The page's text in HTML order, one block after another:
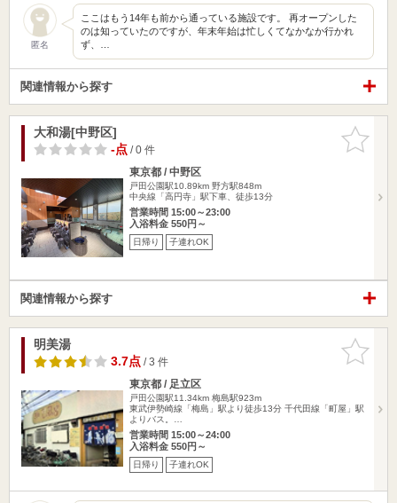
匿名
ここはもう14年も前から通っている施設です。 再オープンした
のは知っていたのですが、年末年始は忙しくてなかなか行かれ
ず、…
関連情報から探す
お気に入
りに追加
大和湯[中野区]
-点/ 0 件
東京都 / 中野区
戸田公園駅10.89km 野方駅848m
中央線「高円寺」駅下車、徒歩13分
営業時間 15:00～23:00
入浴料金 550円～
日帰り 子連れOK
関連情報から探す
お気に入
りに追加
明美湯
3.7点/ 3 件
東京都 / 足立区
戸田公園駅11.34km 梅島駅923m
東武伊勢崎線「梅島」駅より徒歩13分 千代田線「町屋」駅
よりバス。…
営業時間 15:00～24:00
入浴料金 550円～
日帰り 子連れOK